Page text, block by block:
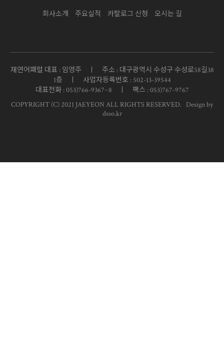
회사소개 주요실적 카탈로그 신청 오시는 길
재연어패럴 대표 : 임영주 ㅣ 주소 : 대구광역시 수성구 수성로58길38
1층 ㅣ 사업자등록번호 : 502-13-39544
대표전화 : 053)766-9367~8 ㅣ 팩스 : 053)767-9767
COPYRIGHT (C) 2021 JAEYEON ALL RIGHTS RESERVED. Design by
dsso.kr